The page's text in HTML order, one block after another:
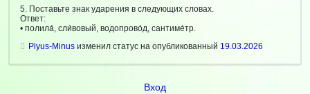
5. Поставьте знак ударения в следующих словах.
Ответ:
• полила́, сли́вовый, водопрово́д, сантиме́тр.
Plyus-Minus изменил статус на опубликованный 19.03.2026
Вход